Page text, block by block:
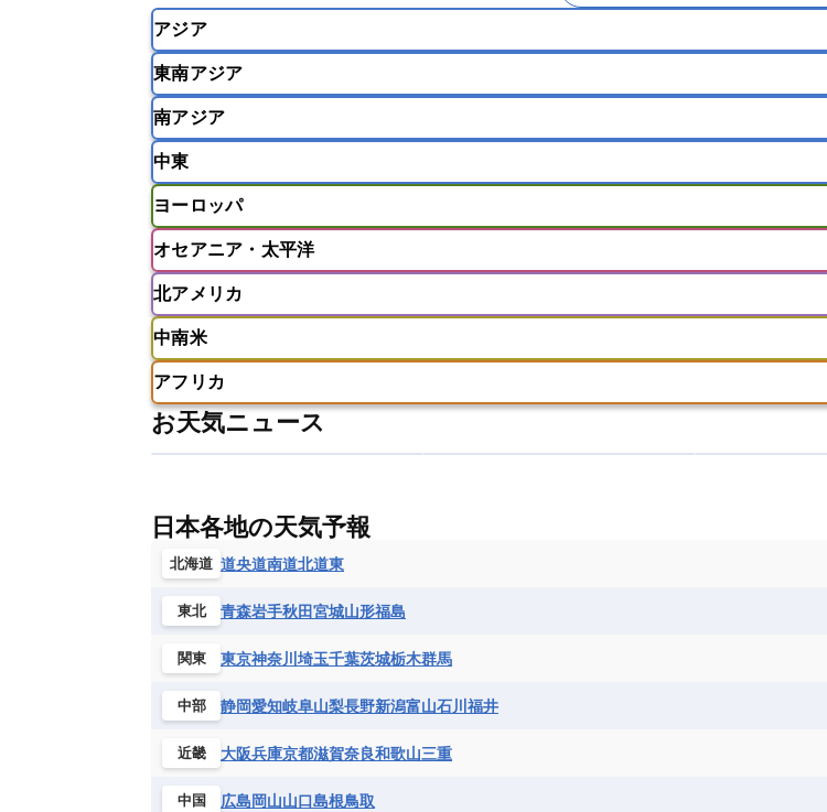
アジア
韓国
東南アジア
インドネシア
南アジア
モルディブ
中東
アフガニスタン
ウズベキスタン
バーレーン
ヨルダン レバノン
ヨーロッパ
アイスランド
イギリス
スイス
スウェーデン スペイン スロバキア スロベニア共和国
チェコ
フィンランド
オセアニア・太平洋
アメリカ領サモア
パラオ
フィジー マーシャル諸島 ミクロネシア連邦 ワリス・フテュ
北アメリカ
中南米
アメリカ領バージン諸島
エクアドル
グレナダ
ケイマン諸島 コスタリカ コロンビア ジャマイカ
ス
チリ
トリニダード・トバゴ
ブラジル
ボリビア
マルティニーク
アフリカ
アルジェリア
コンゴ民主共和国
シエラレオネ共和国
チュニジア
トーゴ
ブルキナファソ
ブルンジ共和国
モーリタニア
リビア リベリア共和国
中央アフリカ共和国
南アフリカ共和国
お天気ニュース
日本各地の天気予報
北海道 道央道南道北道東
東北 青森岩手秋田宮城山形福島
関東 東京神奈川 埼玉千葉茨城栃木群馬
中部 静岡愛知岐阜山梨長野新潟富山石川 福井
近畿 大阪兵庫京都滋賀奈良和歌山三重
中国 広島岡山山口島根鳥取